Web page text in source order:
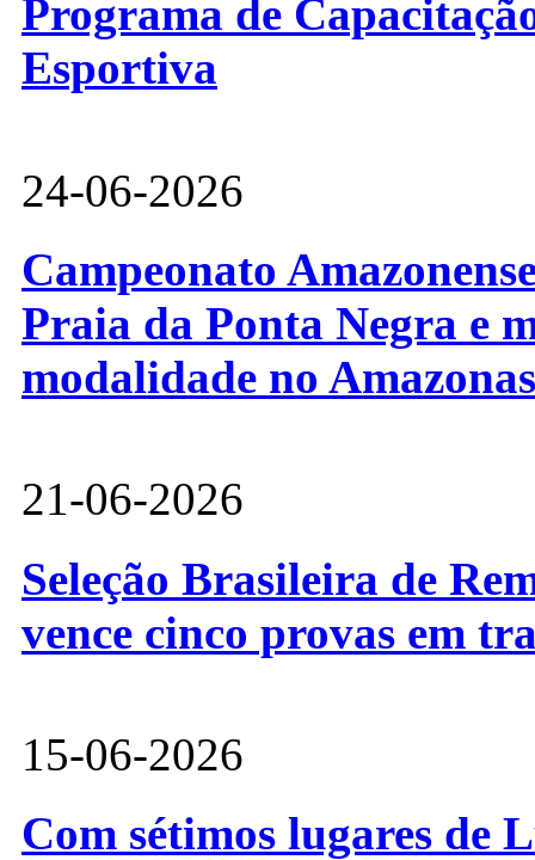
Programa de
Esportiva
24-06-2026
Campeonato
Praia da Ponta Negra e
modalidade no Amazonas
21-06-2026
Seleção Brasileira de
vence cinco provas em
15-06-2026
Com sétimos lugares de